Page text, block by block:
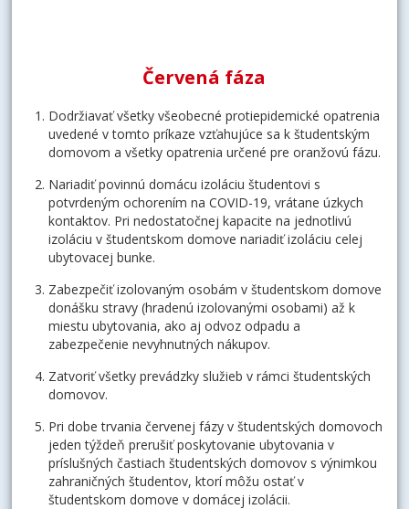
Červená fáza
Dodržiavať všetky všeobecné protiepidemické opatrenia
uvedené v tomto príkaze vzťahujúce sa k študentským
domovom a všetky opatrenia určené pre oranžovú fázu.
Nariadiť povinnú domácu izoláciu študentovi s
potvrdeným ochorením na COVID-19, vrátane úzkych
kontaktov. Pri nedostatočnej kapacite na jednotlivú
izoláciu v študentskom domove nariadiť izoláciu celej
ubytovacej bunke.
Zabezpečiť izolovaným osobám v študentskom domove
donášku stravy (hradenú izolovanými osobami) až k
miestu ubytovania, ako aj odvoz odpadu a
zabezpečenie nevyhnutných nákupov.
Zatvoriť všetky prevádzky služieb v rámci študentských
domovov.
Pri dobe trvania červenej fázy v študentských domovoch
jeden týždeň prerušiť poskytovanie ubytovania v
príslušných častiach študentských domovov s výnimkou
zahraničných študentov, ktorí môžu ostať v
študentskom domove v domácej izolácii.